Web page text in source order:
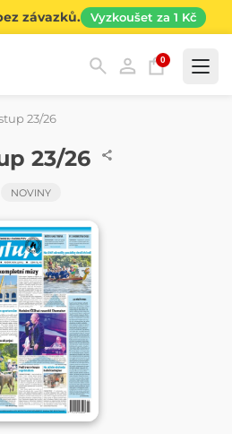
závazků. Vyzkoušet za 1 Kč
0
23/26
23/26
NOVINY